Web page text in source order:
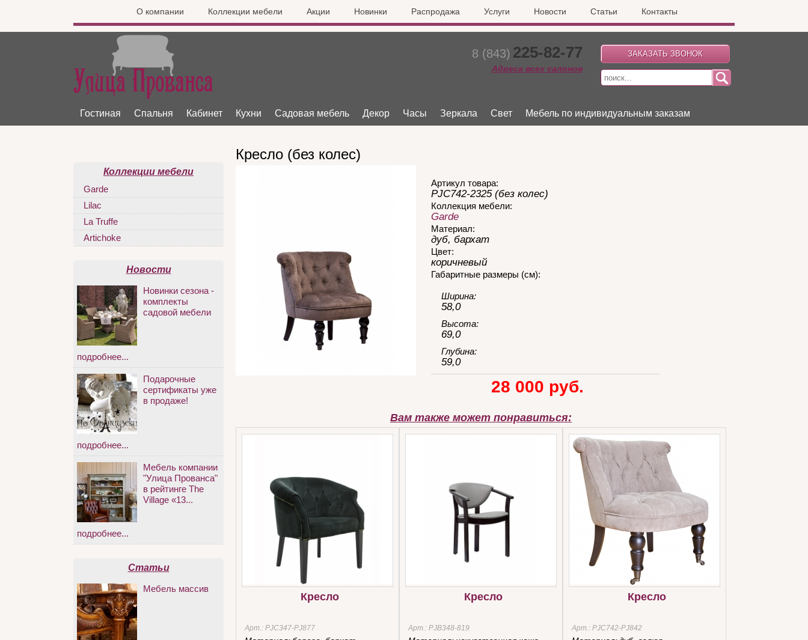
О компании Коллекции мебели Акции Новинки Распродажа Услуги Новости Статьи Контакты
8 (843) 225-82-77
Адреса всех салонов
Гостиная Спальня Кабинет Кухни Садовая мебель Декор Часы Зеркала Свет Мебель по индивидуальным заказам
Кресло (без колес)
Артикул товара:
PJC742-2325 (без колес)
Коллекция мебели:
Garde
Материал:
дуб, бархат
Цвет:
коричневый
Габаритные размеры (см):
Ширина:
58,0
Высота:
69,0
Глубина:
59,0
28 000 руб.
Вам также может понравиться:
Кресло
Арт.: PJC347-PJ877
Кресло
Арт.: PJB348-819
Кресло
Арт.: PJC742-PJ842
Коллекции мебели
Garde
Lilac
La Truffe
Artichoke
Новости
Новинки сезона -
комплекты
садовой мебели
подробнее...
Подарочные
сертификаты уже
в продаже!
подробнее...
Мебель компании
"Улица Прованса"
в рейтинге The
Village «13...
подробнее...
Статьи
Мебель массив